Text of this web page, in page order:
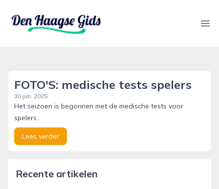
denhaagsegids.nl
FOTO'S: medische tests spelers
30 jun. 2025
Het seizoen is begonnen met de medische tests voor
spelers..
Lees verder
Recente artikelen